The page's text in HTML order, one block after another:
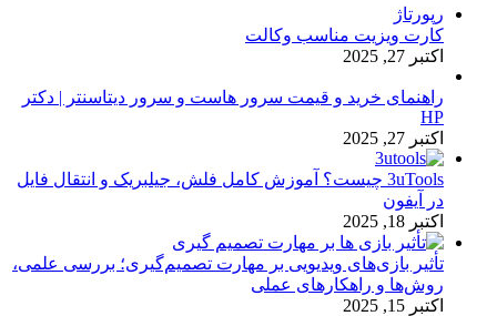
رپورتاژ
کارت ویزیت مناسب وکالت
اکتبر 27, 2025
راهنمای خرید و قیمت سرور هاست و سرور دیتاسنتر | دکتر
HP
اکتبر 27, 2025
3uTools چیست؟ آموزش کامل فلش، جیلبریک و انتقال فایل
در آیفون
اکتبر 18, 2025
تأثیر بازی‌های ویدیویی بر مهارت تصمیم‌گیری؛ بررسی علمی،
روش‌ها و راهکارهای عملی
اکتبر 15, 2025